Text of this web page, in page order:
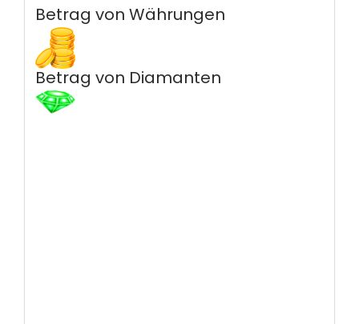
Betrag von Währungen
Betrag von Diamanten